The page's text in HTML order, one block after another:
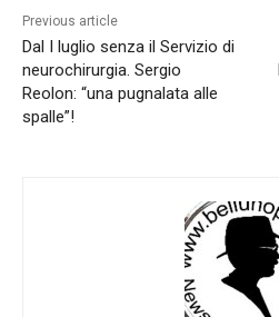
Previous article
Dal I luglio senza il Servizio di
neurochirurgia. Sergio
Reolon: “una pugnalata alle
spalle”!